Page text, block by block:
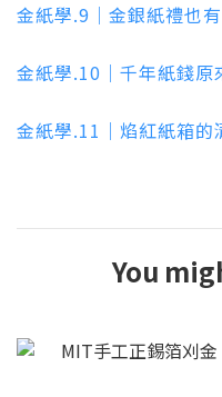
金紙學.9｜金銀紙禮也
金紙學.10｜千年紙錢原
金紙學.11｜焰紅紙箱的
You